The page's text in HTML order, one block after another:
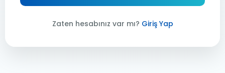
Zaten hesabınız var mı? Giriş Yap